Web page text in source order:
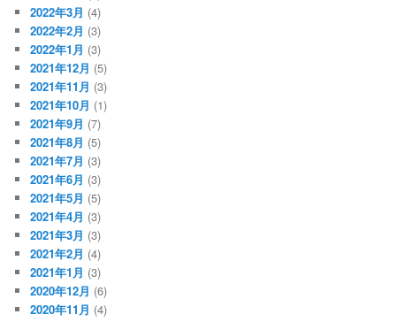
2022年3月 (4)
2022年2月 (3)
2022年1月 (3)
2021年12月 (5)
2021年11月 (3)
2021年10月 (1)
2021年9月 (7)
2021年8月 (5)
2021年7月 (3)
2021年6月 (3)
2021年5月 (5)
2021年4月 (3)
2021年3月 (3)
2021年2月 (4)
2021年1月 (3)
2020年12月 (6)
2020年11月 (4)